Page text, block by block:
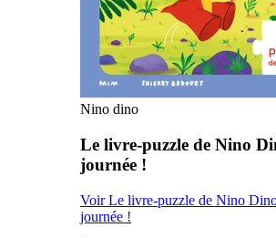
Nino dino
Le livre-puzzle de Nino
journée !
Voir Le livre-puzzle de Nino
journée !